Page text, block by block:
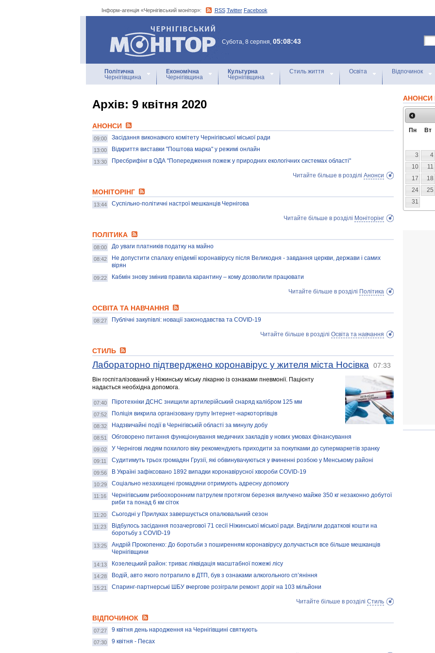
Інформ-агенція «Чернігівський монітор»: RSS Twitter Facebook
Інформ-агенція
«Чернігівський монітор»
Субота, 8 серпня, 05:08:43
Політична
Чернігівщина
Економічна
Чернігівщина
Культурна
Чернігівщина
Стиль життя Освіта Відпочинок
Архiв: 9 квітня 2020
АНОНСИ
09:00 Засідання виконавчого комітету Чернігівської міської ради
13:00 Відкриття виставки "Поштова марка" у режимі онлайн
13:30 Пресбрифінг в ОДА "Попередження пожеж у природних екологічних системах області"
Читайте більше в розділі Анонси
МОНІТОРІНГ
13:44 Суспільно-політичні настрої мешканців Чернігова
Читайте більше в розділі Моніторінг
ПОЛІТИКА
08:00 До уваги платників податку на майно
08:42
Не допустити спалаху епідемії коронавірусу після Великодня - завдання церкви, держави і самих
вірян
09:22 Кабмін знову змінив правила карантину – кому дозволили працювати
Читайте більше в розділі Політика
ОСВІТА ТА НАВЧАННЯ
08:27 Публічні закупівлі: новації законодавства та COVID-19
Читайте більше в розділі Освіта та навчання
СТИЛЬ
Лабораторно підтверджено коронавірус у жителя міста Носівка 07:33
Він госпіталізований у Ніжинську міську лікарню із ознаками пневмонії. Пацієнту
надається необхідна допомога.
07:40 Піротехніки ДСНС знищили артилерійський снаряд калібром 125 мм
07:52 Поліція викрила організовану групу Інтернет-наркоторгівців
08:32 Надзвичайні події в Чернігівській області за минулу добу
08:51 Обговорено питання функціонування медичних закладів у нових умовах фінансування
09:02 У Чернігові людям похилого віку рекомендують приходити за покупками до супермаркетів зранку
09:11 Судитимуть трьох громадян Грузії, які обвинувачуються у вчиненні розбою у Менському районі
09:56 В Україні зафіксовано 1892 випадки коронавірусної хвороби COVID-19
10:29 Соціально незахищені громадяни отримують адресну допомогу
11:16
Чернігівським рибоохоронним патрулем протягом березня вилучено майже 350 кг незаконно добутої
риби та понад 6 км сіток
11:20 Сьогодні у Прилуках завершується опалювальний сезон
11:23
Відбулось засідання позачергової 71 сесії Ніжинської міської ради. Виділили додаткові кошти на
боротьбу з COVID-19
13:25
Андрій Прокопенко: До боротьби з поширенням коронавірусу долучається все більше мешканців
Чернігівщини
14:13 Козелецький район: триває ліквідація масштабної пожежі лісу
14:28 Водій, авто якого потрапило в ДТП, був з ознаками алкогольного сп’яніння
15:21 Спаринг-партнерські ШБУ вчергове розіграли ремонт доріг на 103 мільйони
Читайте більше в розділі Стиль
ВІДПОЧИНОК
07:27 9 квітня день народження на Чернігівщині святкують
07:30 9 квітня - Песах
АНОНСИ
Пн Вт
3
4
10
11
17
18
24
25
31